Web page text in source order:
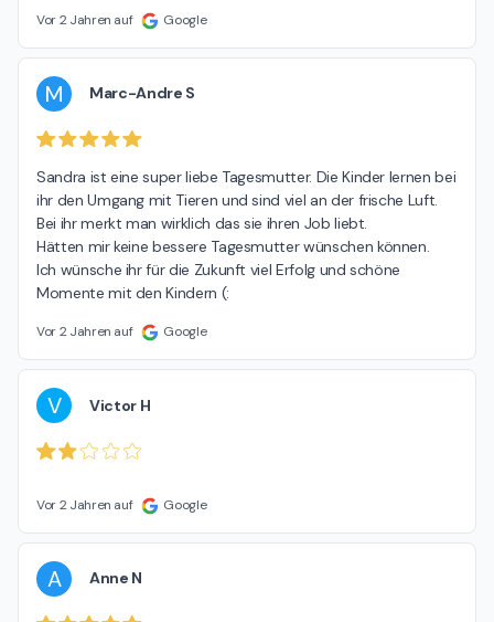
Vor 2 Jahren auf Google
M Marc-Andre S
Sandra ist eine super liebe Tagesmutter. Die Kinder lernen bei
ihr den Umgang mit Tieren und sind viel an der frische Luft.
Bei ihr merkt man wirklich das sie ihren Job liebt.
Hätten mir keine bessere Tagesmutter wünschen können.
Ich wünsche ihr für die Zukunft viel Erfolg und schöne
Momente mit den Kindern (:
Vor 2 Jahren auf Google
V Victor H
Vor 2 Jahren auf Google
A Anne N